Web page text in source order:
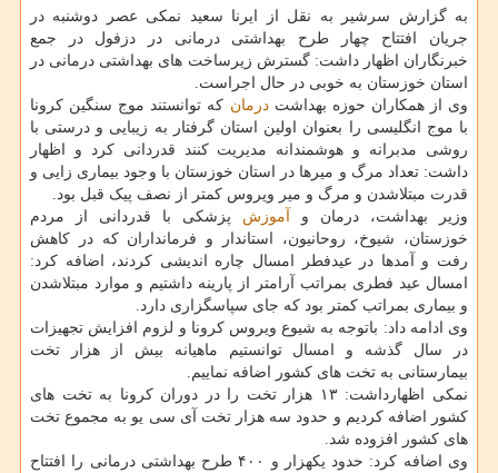
به گزارش سرشیر به نقل از ایرنا سعید نمکی عصر دوشنبه در
جریان افتتاح چهار طرح بهداشتی درمانی در دزفول در جمع
خبرنگاران اظهار داشت: گسترش زیرساخت های بهداشتی درمانی در
استان خوزستان به خوبی در حال اجراست.
وی از همکاران حوزه بهداشتدرمان که توانستند موج سنگین کرونا
با موج انگلیسی را بعنوان اولین استان گرفتار به زیبایی و درستی با
روشی مدبرانه و هوشمندانه مدیریت کنند قدردانی کرد و اظهار
داشت: تعداد مرگ و میرها در استان خوزستان با وجود بیماری زایی و
قدرت مبتلاشدن و مرگ و میر ویروس کمتر از نصف پیک قبل بود.
وزیر بهداشت، درمان و آموزش پزشکی با قدردانی از مردم
خوزستان، شیوخ، روحانیون، استاندار و فرمانداران که در کاهش
رفت و آمدها در عیدفطر امسال چاره اندیشی کردند، اضافه کرد:
امسال عید فطری بمراتب آرامتر از پارینه داشتیم و موارد مبتلاشدن
و بیماری بمراتب کمتر بود که جای سپاسگزاری دارد.
وی ادامه داد: باتوجه به شیوع ویروس کرونا و لزوم افزایش تجهیزات
در سال گذشه و امسال توانستیم ماهیانه بیش از هزار تخت
بیمارستانی به تخت های کشور اضافه نماییم.
نمکی اظهارداشت: ۱۳ هزار تخت را در دوران کرونا به تخت های
کشور اضافه کردیم و حدود سه هزار تخت آی سی یو به مجموع تخت
های کشور افزوده شد.
وی اضافه کرد: حدود یکهزار و ۴۰۰ طرح بهداشتی درمانی را افتتاح